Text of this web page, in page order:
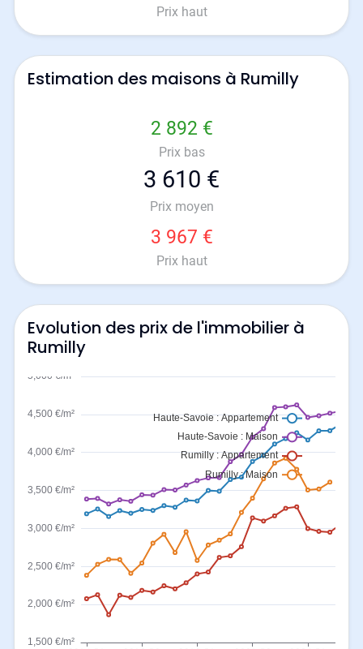
Prix haut
Estimation des maisons à Rumilly
2 892 €
Prix bas
3 610 €
Prix moyen
3 967 €
Prix haut
Evolution des prix de l'immobilier à
Rumilly